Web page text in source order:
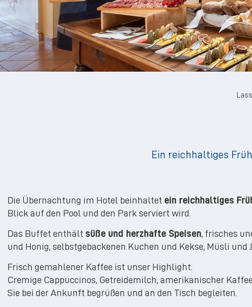
Ein reichhaltiges
Die Übernachtung im Hotel beinhaltet ein reichhaltiges
Blick auf den Pool und den Park serviert wird.
Das Buffet enthält süße und herzhafte Speisen, frisches
und Honig, selbstgebackenen Kuchen und Kekse, Müsli
Frisch gemahlener Kaffee ist unser Highlight.
Cremige Cappuccinos, Getreidemilch, amerikanischer
Sie bei der Ankunft begrüßen und an den Tisch begleiten.